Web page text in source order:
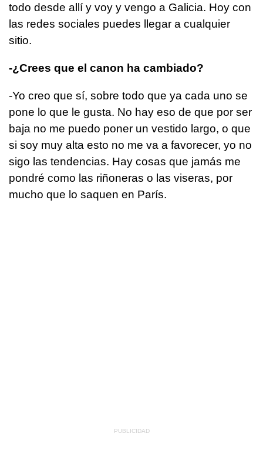
todo desde allí y voy y vengo a Galicia. Hoy con
las redes sociales puedes llegar a cualquier
sitio.
-¿Crees que el canon ha cambiado?
-Yo creo que sí, sobre todo que ya cada uno se
pone lo que le gusta. No hay eso de que por ser
baja no me puedo poner un vestido largo, o que
si soy muy alta esto no me va a favorecer, yo no
sigo las tendencias. Hay cosas que jamás me
pondré como las riñoneras o las viseras, por
mucho que lo saquen en París.